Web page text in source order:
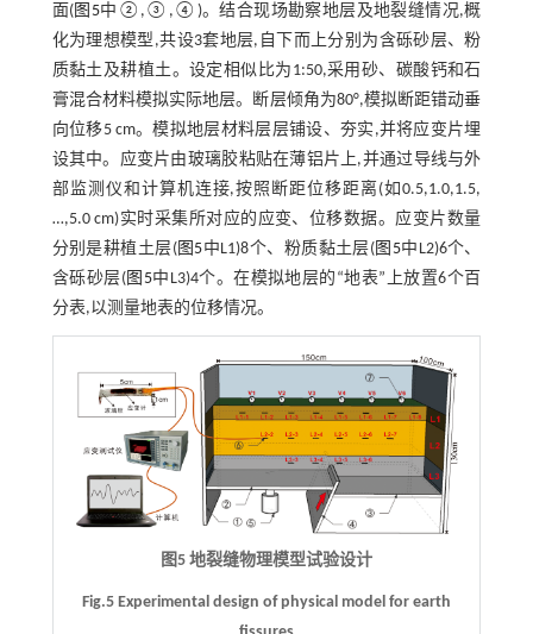
面(图5中②,③,④)。结合现场勘察地层及地裂缝情况,概
化为理想模型,共设3套地层,自下而上分别为含砾砂层、粉
质黏土及耕植土。设定相似比为1:50,采用砂、碳酸钙和石
膏混合材料模拟实际地层。断层倾角为80°,模拟断距错动垂
向位移5 cm。模拟地层材料层层铺设、夯实,并将应变片埋
设其中。应变片由玻璃胶粘贴在薄铝片上,并通过导线与外
部监测仪和计算机连接,按照断距位移距离(如0.5,1.0,1.5,
…,5.0 cm)实时采集所对应的应变、位移数据。应变片数量
分别是耕植土层(图5中L1)8个、粉质黏土层(图5中L2)6个、
含砾砂层(图5中L3)4个。在模拟地层的“地表”上放置6个百
分表,以测量地表的位移情况。
图5 地裂缝物理模型试验设计
Fig.5 Experimental design of physical model for earth